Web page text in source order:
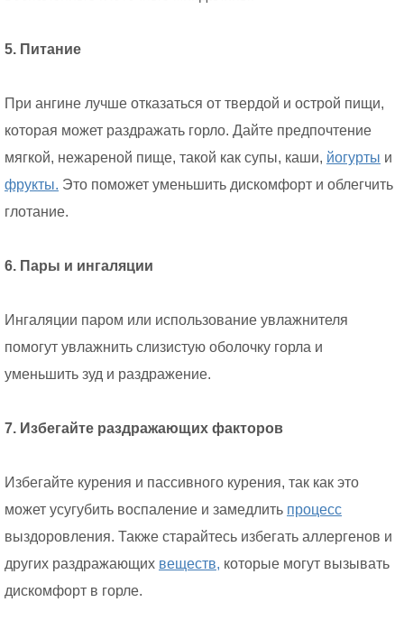
5. Питание
При ангине лучше отказаться от твердой и острой пищи,
которая может раздражать горло. Дайте предпочтение
мягкой, нежареной пище, такой как супы, каши, йогурты и
фрукты. Это поможет уменьшить дискомфорт и облегчить
глотание.
6. Пары и ингаляции
Ингаляции паром или использование увлажнителя
помогут увлажнить слизистую оболочку горла и
уменьшить зуд и раздражение.
7. Избегайте раздражающих факторов
Избегайте курения и пассивного курения, так как это
может усугубить воспаление и замедлить процесс
выздоровления. Также старайтесь избегать аллергенов и
других раздражающих веществ, которые могут вызывать
дискомфорт в горле.